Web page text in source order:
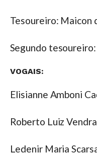
Tesoureiro: Maicon
Segundo
VOGAIS:
Elisianne Amboni
Roberto Luiz
Ledenir Maria